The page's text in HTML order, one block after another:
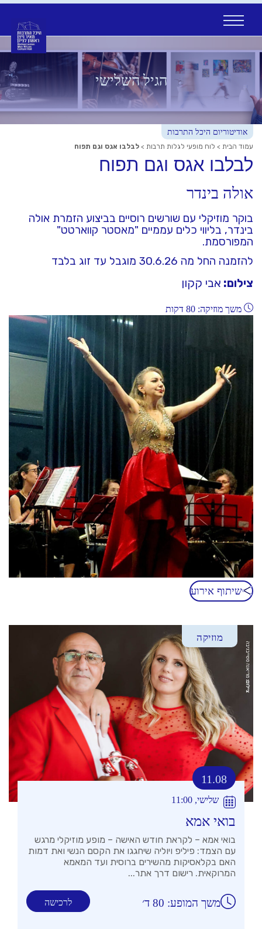
to
content
הגיל השלישי
אודיטוריום היכל התרבות
עמוד הבית > לוח מופעי לגלות תרבות > לבלבו אגס וגם תפוח
לבלבו אגס וגם תפוח
אולה בינדר
בוקר מוזיקלי עם שורשים רוסיים בביצוע הזמרת אולה
בינדר, בליווי כלים עממיים "מאסטר קווארטט"
המפורסמת.
להזמנה החל מה 30.6.26 מוגבל עד זוג בלבד
צילום: אבי קקון
משך מוזיקה: 80 דקות
שיתוף אירוע
מוזיקה
11.08
שלישי, 11:00
בואי אמא
בואי אמא – לקראת חודש האישה – מופע מוזיקלי מרגש
עם הצמד: פיליפ ויוליה שיחגגו את הקסם הנשי ואת דמות
האם בקלאסיקות מהשירים ברוסית ועד המאמא
המרוקאית. רישום דרך אתר...
לרכישה משך המופע: 80 ד׳